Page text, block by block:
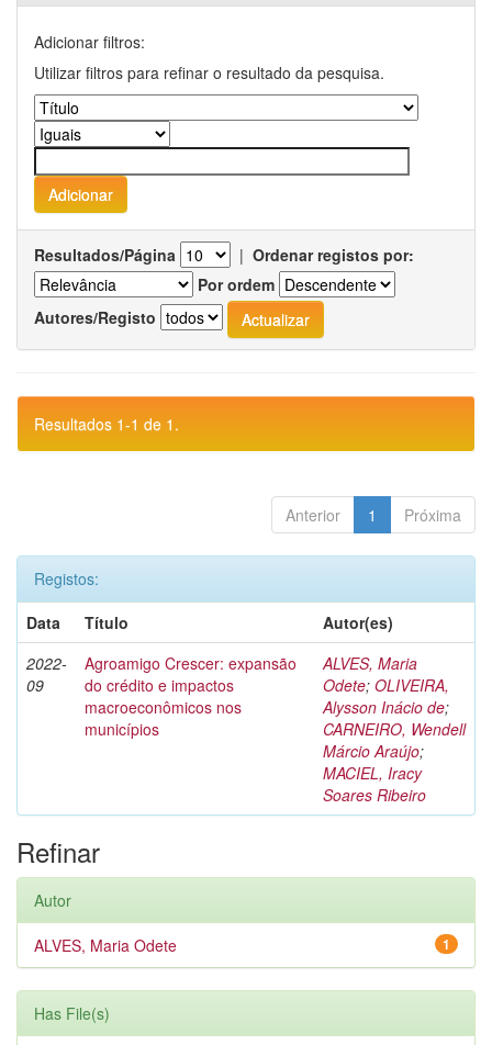
Adicionar filtros:
Utilizar filtros para refinar o resultado da pesquisa.
Resultados/Página | Ordenar registos por:
Por ordem
Autores/Registo
Resultados 1-1 de 1.
Anterior 1 Próxima
Registos:
Data
Título
Autor(es)
2022-
09
Agroamigo Crescer: expansão
do crédito e impactos
macroeconômicos nos
municípios
ALVES, Maria
Odete; OLIVEIRA,
Alysson Inácio de;
CARNEIRO, Wendell
Márcio Araújo;
MACIEL, Iracy
Soares Ribeiro
Refinar
Autor
1
ALVES, Maria Odete
Has File(s)